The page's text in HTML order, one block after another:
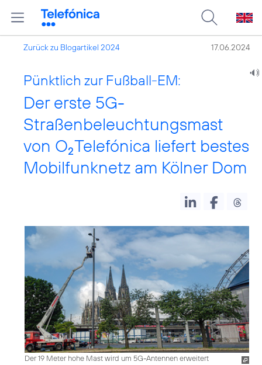
Zurück zu Blogartikel 2024 17.06.2024
Pünktlich zur Fußball-EM:
Der erste 5G-
Straßenbeleuchtungsmast
von O2Telefónica liefert bestes
Mobilfunknetz am Kölner Dom
Der 19 Meter hohe Mast wird um 5G-Antennen erweitert